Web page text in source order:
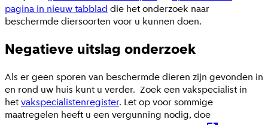
pagina in nieuw tabblad die het onderzoek naar
beschermde diersoorten voor u kunnen doen.
Negatieve uitslag onderzoek
Als er geen sporen van beschermde dieren zijn gevonden in
en rond uw huis kunt u verder. Zoek een vakspecialist in
hetvakspecialistenregister. Let op voor sommige
maatregelen heeft u een vergunning nodig, doe